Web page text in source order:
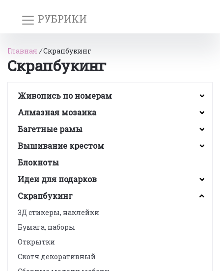
РУБРИКИ
Главная /Скрапбукинг
Скрапбукинг
Живопись по номерам
Алмазная мозаика
Багетные рамы
Вышивание крестом
Блокноты
Идеи для подарков
Скрапбукинг
3Д стикеры, наклейки
Бумага, наборы
Открытки
Скотч декоративный